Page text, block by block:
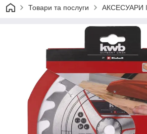
Товари та послуги АКСЕСУАРИ